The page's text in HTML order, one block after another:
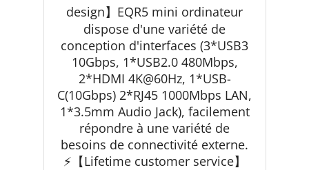
design】EQR5 mini ordinateur
dispose d'une variété de
conception d'interfaces (3*USB3
10Gbps, 1*USB2.0 480Mbps,
2*HDMI 4K@60Hz, 1*USB-
C(10Gbps) 2*RJ45 1000Mbps LAN,
1*3.5mm Audio Jack), facilement
répondre à une variété de
besoins de connectivité externe.
⚡【Lifetime customer service】